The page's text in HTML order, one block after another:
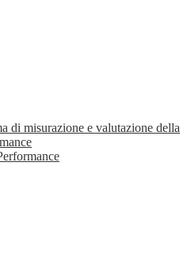
di misurazione e valutazione della